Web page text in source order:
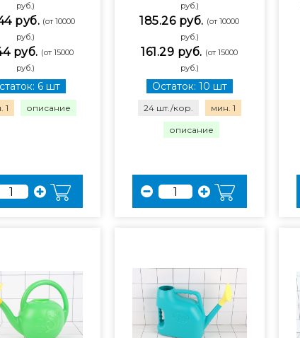
руб.)
руб. (от 10000
руб.)
руб. (от 15000
руб.)
6 шт
1 описание
руб.)
185.26 руб. (от 10000
руб.)
161.29 руб. (от 15000
руб.)
Остаток: 10 шт
24 шт./кор. мин. 1
описание